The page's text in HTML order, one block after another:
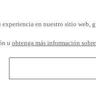
a los productos y servicios
34 de la ley francesa
en nuestro sitio web,
u obtenga más información